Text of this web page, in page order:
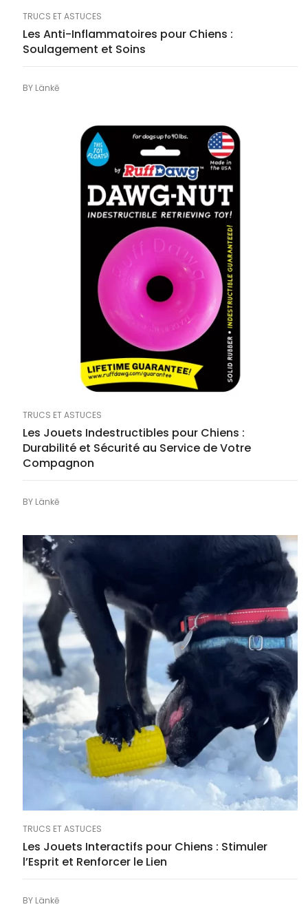
TRUCS ET ASTUCES
Les Anti-Inflammatoires pour Chiens :
Soulagement et Soins
BY Länkē
TRUCS ET ASTUCES
Les Jouets Indestructibles pour Chiens :
Durabilité et Sécurité au Service de Votre
Compagnon
BY Länkē
TRUCS ET ASTUCES
Les Jouets Interactifs pour Chiens : Stimuler
l’Esprit et Renforcer le Lien
BY Länkē